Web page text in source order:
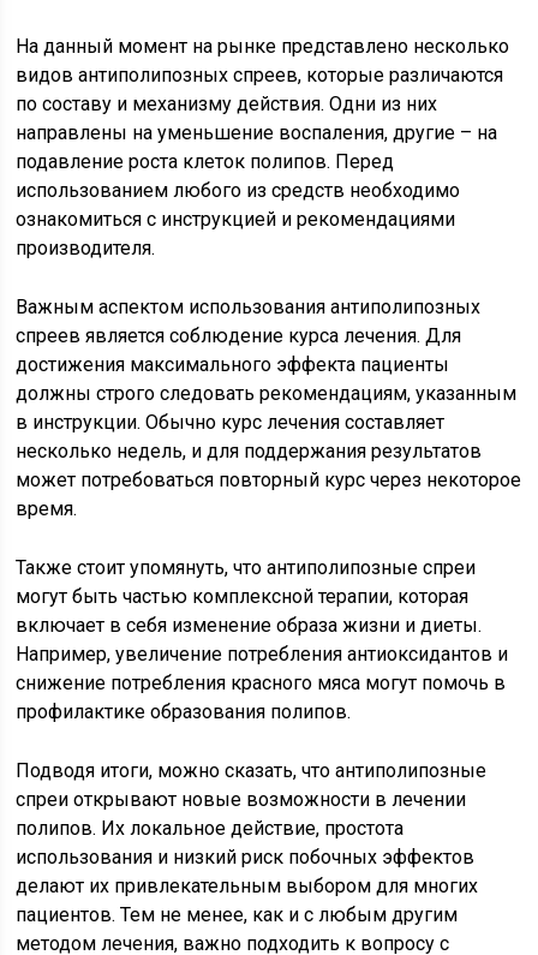
На данный момент на рынке представлено несколько
видов антиполипозных спреев, которые различаются
по составу и механизму действия. Одни из них
направлены на уменьшение воспаления, другие – на
подавление роста клеток полипов. Перед
использованием любого из средств необходимо
ознакомиться с инструкцией и рекомендациями
производителя.
Важным аспектом использования антиполипозных
спреев является соблюдение курса лечения. Для
достижения максимального эффекта пациенты
должны строго следовать рекомендациям, указанным
в инструкции. Обычно курс лечения составляет
несколько недель, и для поддержания результатов
может потребоваться повторный курс через некоторое
время.
Также стоит упомянуть, что антиполипозные спреи
могут быть частью комплексной терапии, которая
включает в себя изменение образа жизни и диеты.
Например, увеличение потребления антиоксидантов и
снижение потребления красного мяса могут помочь в
профилактике образования полипов.
Подводя итоги, можно сказать, что антиполипозные
спреи открывают новые возможности в лечении
полипов. Их локальное действие, простота
использования и низкий риск побочных эффектов
делают их привлекательным выбором для многих
пациентов. Тем не менее, как и с любым другим
методом лечения, важно подходить к вопросу с